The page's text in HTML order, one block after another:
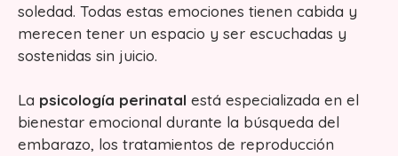
soledad. Todas estas emociones tienen cabida y
merecen tener un espacio y ser escuchadas y
sostenidas sin juicio.
La psicología perinatal está especializada en el
bienestar emocional durante la búsqueda del
embarazo, los tratamientos de reproducción